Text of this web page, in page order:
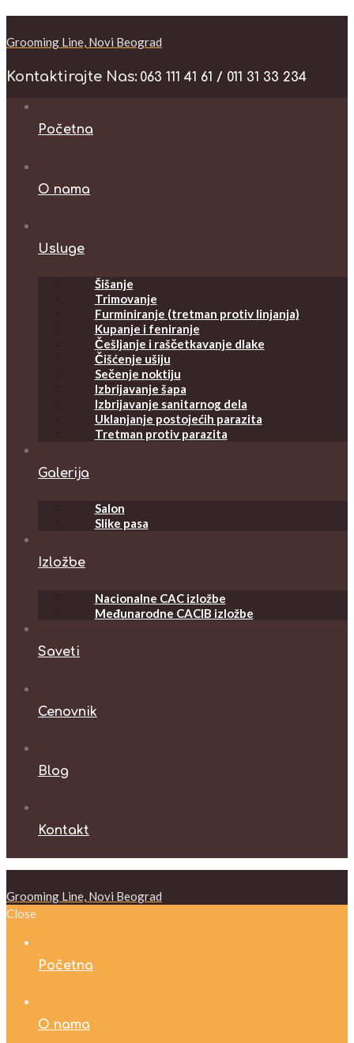
Grooming Line, Novi Beograd
Kontaktirajte Nas: 063 111 41 61 / 011 31 33 234
Početna
O nama
Usluge
Šišanje
Trimovanje
Furminiranje (tretman protiv linjanja)
Kupanje i feniranje
Češljanje i raščetkavanje dlake
Čišćenje ušiju
Sečenje noktiju
Izbrijavanje šapa
Izbrijavanje sanitarnog dela
Uklanjanje postojećih parazita
Tretman protiv parazita
Galerija
Salon
Slike pasa
Izložbe
Nacionalne CAC izložbe
Međunarodne CACIB izložbe
Saveti
Cenovnik
Blog
Kontakt
Grooming Line, Novi Beograd
Close
Početna
O nama